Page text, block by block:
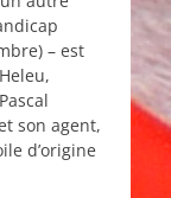
– est
son agent,
d’origine